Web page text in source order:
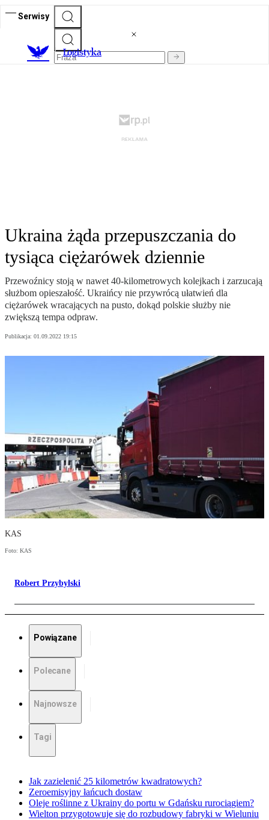
Serwisy
Logistyka
Ukraina żąda przepuszczania do
tysiąca ciężarówek dziennie
Przewoźnicy stoją w nawet 40-kilometrowych kolejkach i zarzucają
służbom opieszałość. Ukraińcy nie przywrócą ułatwień dla
ciężarówek wracających na pusto, dokąd polskie służby nie
zwiększą tempa odpraw.
Publikacja: 01.09.2022 19:15
KAS
Foto: KAS
Robert Przybylski
Powiązane
Polecane
Najnowsze
Tagi
Jak zazielenić 25 kilometrów kwadratowych?
Zeroemisyjny łańcuch dostaw
Oleje roślinne z Ukrainy do portu w Gdańsku rurociągiem?
Wielton przygotowuje się do rozbudowy fabryki w Wieluniu